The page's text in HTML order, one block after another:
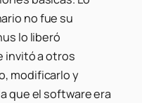
no fue su
lo liberó
invitó a otros
modificarlo y
que el software era